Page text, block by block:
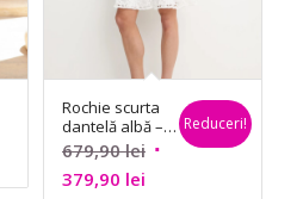
Rochie scurta
dantelă albă –
Morgan
679,90lei Prețul
379,90 leiPrețul
Reduceri!